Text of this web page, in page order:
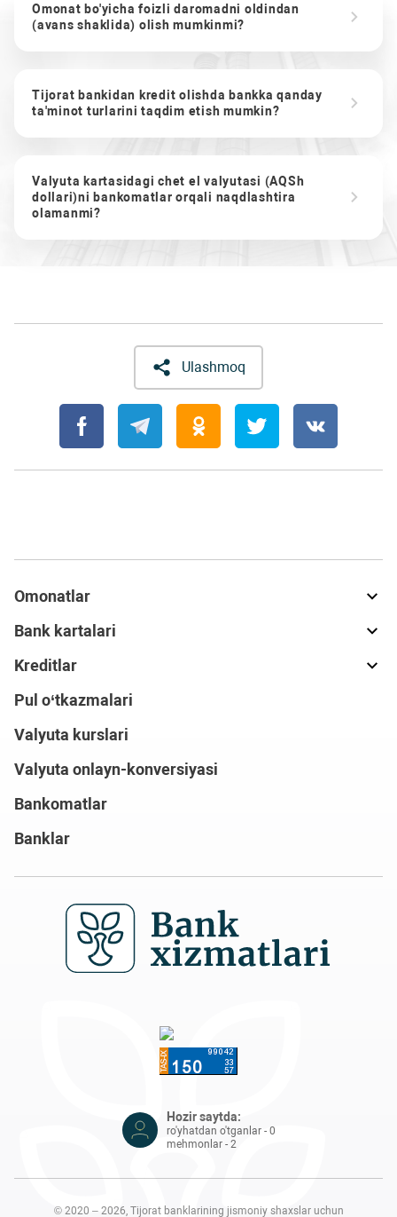
Omonat bo'yicha foizli daromadni oldindan
(avans shaklida) olish mumkinmi?
Tijorat bankidan kredit olishda bankka qanday
ta'minot turlarini taqdim etish mumkin?
Valyuta kartasidagi chet el valyutasi (AQSh
dollari)ni bankomatlar orqali naqdlashtira
olamanmi?
Ulashmoq
Omonatlar
Bank kartalari
Kreditlar
Pul o‘tkazmalari
Valyuta kurslari
Valyuta onlayn-konversiyasi
Bankomatlar
Banklar
Hozir saytda:
ro'yhatdan o'tganlar - 0
mehmonlar - 2
© 2020 – 2026, Tijorat banklarining jismoniy shaxslar uchun